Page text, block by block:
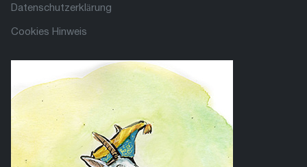
Datenschutzerklärung
Cookies Hinweis